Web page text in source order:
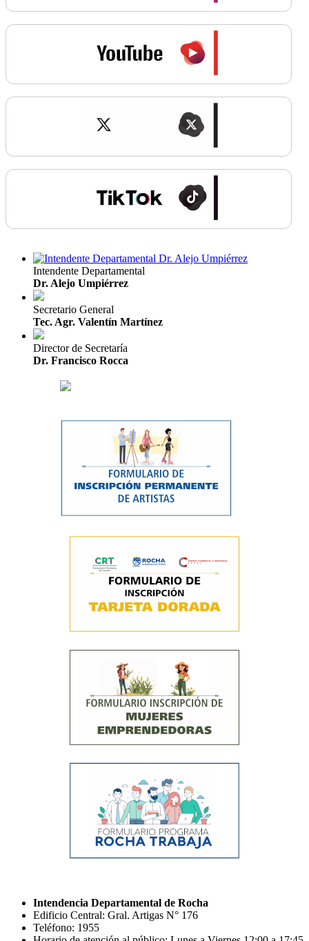
Intendente Departamental
Dr. Alejo Umpiérrez
Secretario General
Tec. Agr. Valentín Martínez
Director de Secretaría
Dr. Francisco Rocca
Intendencia Departamental de Rocha
Edificio Central: Gral. Artigas N° 176
Teléfono: 1955